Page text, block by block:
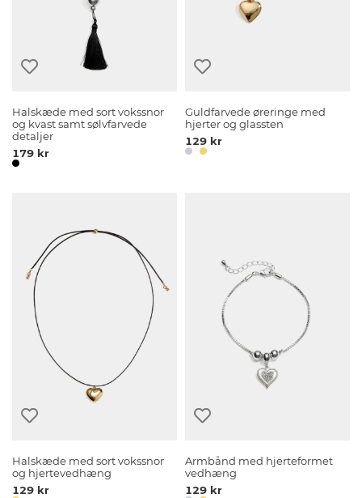
Halskæde med sort vokssnor
og kvast samt sølvfarvede
detaljer
179 kr
Guldfarvede øreringe med
hjerter og glassten
129 kr
Halskæde med sort vokssnor
og hjertevedhæng
129 kr
Armbånd med hjerteformet
vedhæng
129 kr